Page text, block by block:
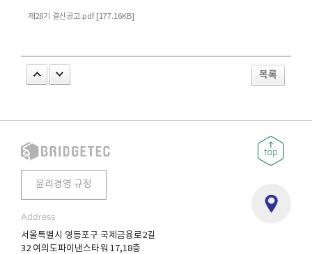
제28기 결산공고.pdf [177.16KB]
목록
윤리경영 규정
Address
서울특별시 영등포구 국제금융로2길
32 여의도파이낸스타워 17,18층